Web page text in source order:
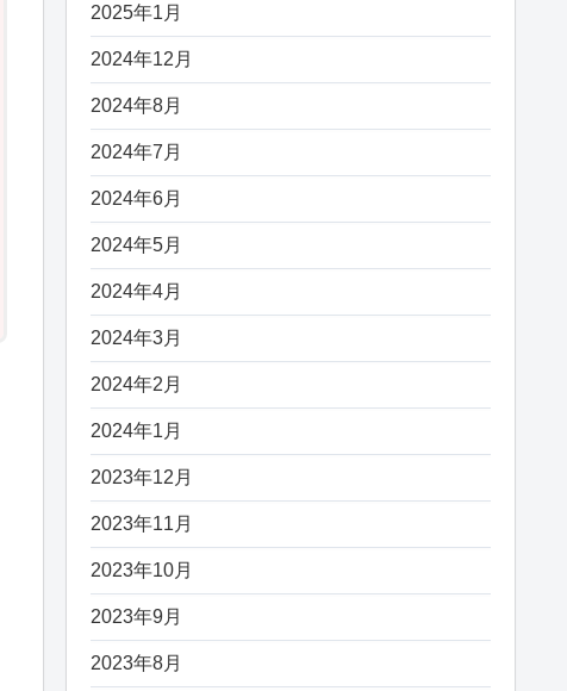
2025年1月
2024年12月
2024年8月
2024年7月
2024年6月
2024年5月
2024年4月
2024年3月
2024年2月
2024年1月
2023年12月
2023年11月
2023年10月
2023年9月
2023年8月